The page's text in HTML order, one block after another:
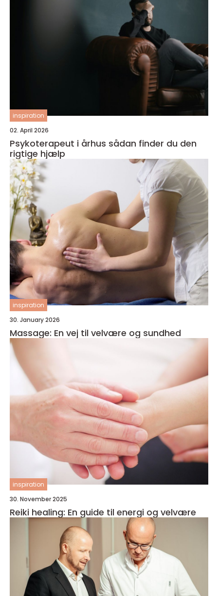
inspiration
02. April 2026
Psykoterapeut i århus sådan finder du den
rigtige hjælp
inspiration
30. January 2026
Massage: En vej til velvære og sundhed
inspiration
30. November 2025
Reiki healing: En guide til energi og velvære